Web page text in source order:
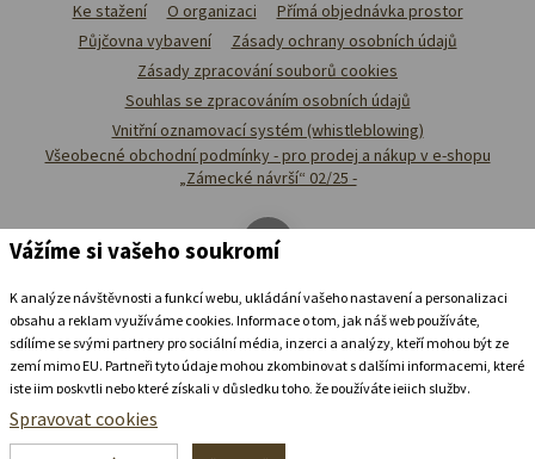
Ubytovat se v
Ke stažení O organizaci
Přímá objednávka prostor
Půjčovna vybavení
Zásady ochrany osobních údajů
Zásady zpracování souborů cookies
Souhlas se zpracováním osobních údajů
Vnitřní oznamovací systém (whistleblowing)
Všeobecné obchodní podmínky - pro prodej a nákup v e-shopu
„Zámecké návrší“ 02/25 -
Vážíme si vašeho soukromí
K analýze návštěvnosti a funkcí webu, ukládání vašeho nastavení a personalizaci
obsahu a reklam využíváme cookies. Informace o tom, jak náš web používáte,
sdílíme se svými partnery pro sociální média, inzerci a analýzy, kteří mohou být ze
zemí mimo EU. Partneři tyto údaje mohou zkombinovat s dalšími informacemi, které
jste jim poskytli nebo které získali v důsledku toho, že používáte jejich služby.
Podrobné informace
Spravovat cookies